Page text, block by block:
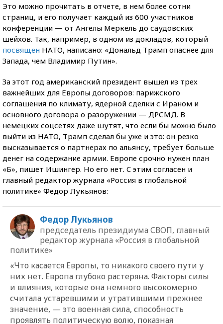
Это можно прочитать в отчете, в нем более сотни
страниц, и его получает каждый из 600 участников
конференции — от Ангелы Меркель до саудовских
шейхов. Так, например, в одном из докладов, который
посвящен НАТО, написано: «Дональд Трамп опаснее для
Запада, чем Владимир Путин».
За этот год американский президент вышел из трех
важнейших для Европы договоров: парижского
соглашения по климату, ядерной сделки с Ираном и
основного договора о разоружении — ДРСМД. В
немецких соцсетях даже шутят, что если бы можно было
выйти из НАТО, Трамп сделал бы уже и это: он резко
высказывается о партнерах по альянсу, требует больше
денег на содержание армии. Европе срочно нужен план
«Б», пишет Ишингер. Но его нет. C этим согласен и
главный редактор журнала «Россия в глобальной
политике» Федор Лукьянов:
Федор Лукьянов
председатель президиума СВОП, главный
редактор журнала «Россия в глобальной
политике»
«Что касается Европы, то никакого своего пути у
них нет. Европа глубоко растеряна. Факторы силы
и влияния, которые она немного высокомерно
считала устаревшими и утратившими прежнее
значение, — это военная сила, способность
проявлять политическую волю, показная